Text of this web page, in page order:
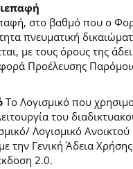
στο βαθμό που ο
πνευματική
με τους όρους της
Προέλευσης
Το Λογισμικό που
του
Λογισμικό
με την Γενική Άδεια
2.0.